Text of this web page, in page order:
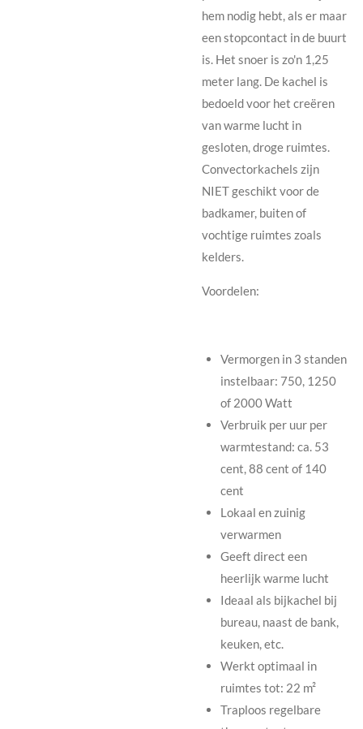
hem nodig hebt, als er maar
een stopcontact in de buurt
is. Het snoer is zo'n 1,25
meter lang. De kachel is
bedoeld voor het creëren
van warme lucht in
gesloten, droge ruimtes.
Convectorkachels zijn
NIET geschikt voor de
badkamer, buiten of
vochtige ruimtes zoals
kelders.
Voordelen:
Vermorgen in 3 standen
instelbaar: 750, 1250
of 2000 Watt
Verbruik per uur per
warmtestand: ca. 53
cent, 88 cent of 140
cent
Lokaal en zuinig
verwarmen
Geeft direct een
heerlijk warme lucht
Ideaal als bijkachel bij
bureau, naast de bank,
keuken, etc.
Werkt optimaal in
ruimtes tot: 22 m²
Traploos regelbare